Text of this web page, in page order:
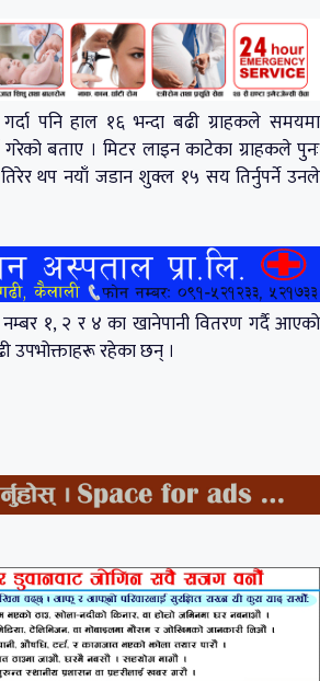
पनि हाल १६ भन्दा बढी ग्राहकले समयमा
बताए । मिटर लाइन काटेका ग्राहकले पुनः
थप नयाँ जडान शुक्ल १५ सय तिर्नुपर्ने उनले
नम्बर १, २ र ४ का खानेपानी वितरण गर्दै आएको
उपभोक्ताहरू रहेका छन् ।